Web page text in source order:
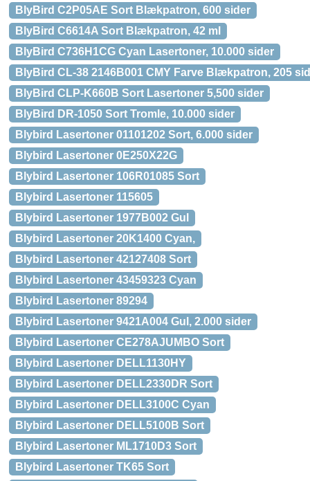
BlyBird C2P05AE Sort Blækpatron, 600 sider
BlyBird C6614A Sort Blækpatron, 42 ml
BlyBird C736H1CG Cyan Lasertoner, 10.000 sider
BlyBird CL-38 2146B001 CMY Farve Blækpatron, 205
BlyBird CLP-K660B Sort Lasertoner 5,500 sider
BlyBird DR-1050 Sort Tromle, 10.000 sider
Blybird Lasertoner 01101202 Sort, 6.000 sider
Blybird Lasertoner 0E250X22G
Blybird Lasertoner 106R01085 Sort
Blybird Lasertoner 115605
Blybird Lasertoner 1977B002 Gul
Blybird Lasertoner 20K1400 Cyan,
Blybird Lasertoner 42127408 Sort
Blybird Lasertoner 43459323 Cyan
Blybird Lasertoner 89294
Blybird Lasertoner 9421A004 Gul, 2.000 sider
Blybird Lasertoner CE278AJUMBO Sort
Blybird Lasertoner DELL1130HY
Blybird Lasertoner DELL2330DR Sort
Blybird Lasertoner DELL3100C Cyan
Blybird Lasertoner DELL5100B Sort
Blybird Lasertoner ML1710D3 Sort
Blybird Lasertoner TK65 Sort